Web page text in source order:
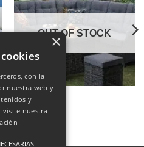
OUT OF STOCK
OUTDOOR
New Leo Set
×
con la
nuestra web y
y
visite nuestra